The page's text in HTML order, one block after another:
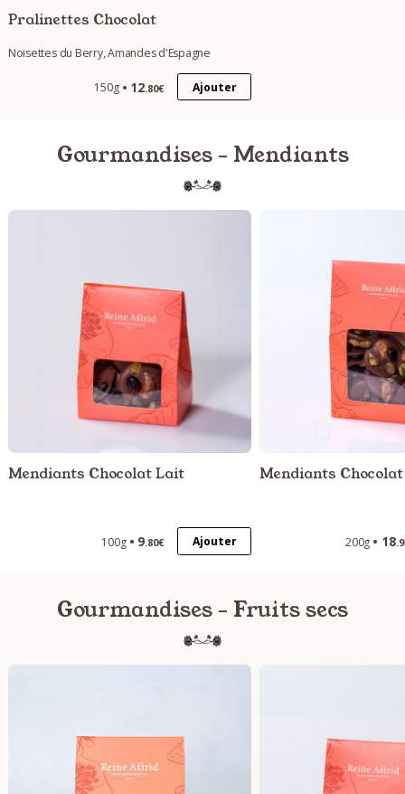
Pralinettes Chocolat
Noisettes du Berry, Amandes d'Espagne
150g 12.80€ Ajouter
Gourmandises - Mendiants
Mendiants Chocolat Lait
100g 9.80€ Ajouter
Mendiants
200g 18
Gourmandises - Fruits secs